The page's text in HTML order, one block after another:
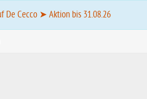
De Cecco ➤ Aktion bis 31.08.26